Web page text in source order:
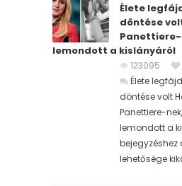
Élete
döntése
Panettiere-
lemondott a kislányáról
123095
Élete
döntése volt
Panettiere-
lemondott a
bejegyzéshez
lehetősége